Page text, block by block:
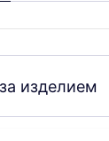
изделием